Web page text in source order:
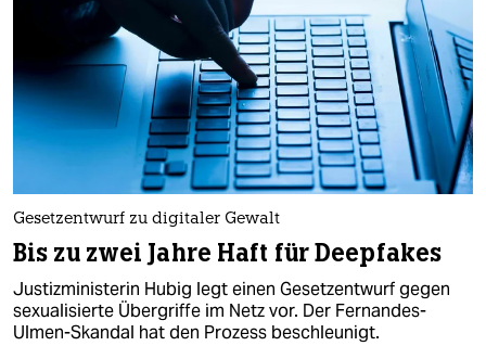
Gesetzentwurf zu digitaler Gewalt
Bis zu zwei Jahre Haft für Deepfakes
Justizministerin Hubig legt einen Gesetzentwurf gegen
sexualisierte Übergriffe im Netz vor. Der Fernandes-
Ulmen-Skandal hat den Prozess beschleunigt.